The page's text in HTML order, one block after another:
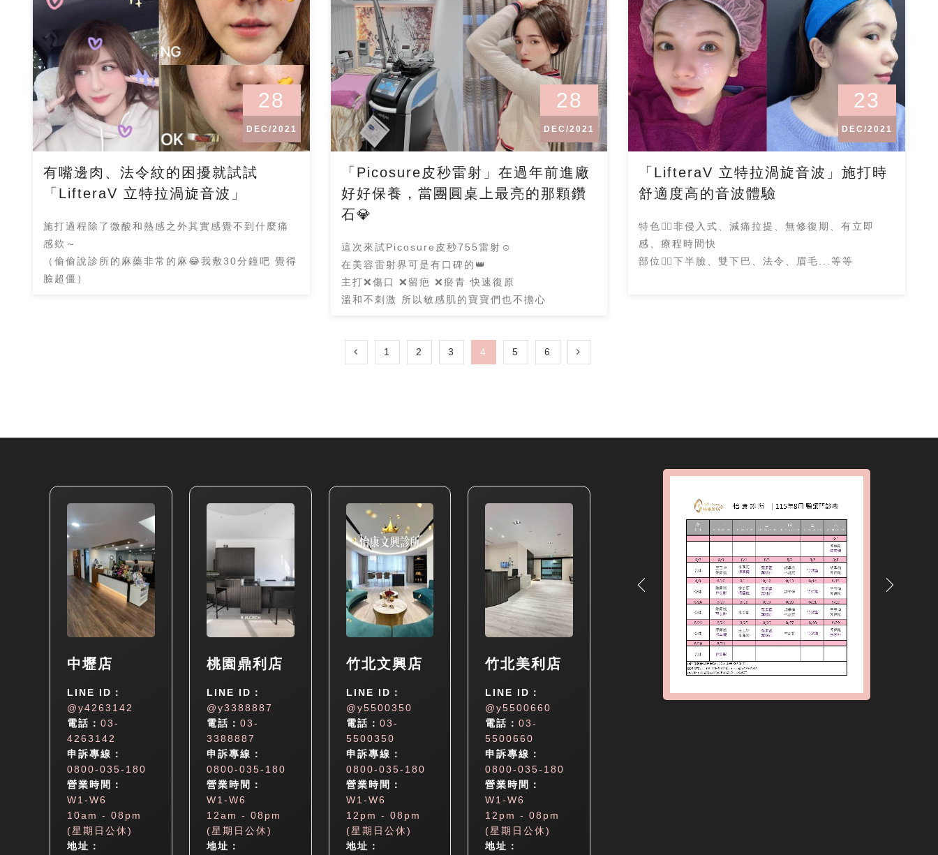
28
DEC/2021
有嘴邊肉、法令紋的困擾就試試
「LifteraV 立特拉渦旋音波」
施打過程除了微酸和熱感之外其實感覺不到什麼痛
感欸～
（偷偷說診所的麻藥非常的麻😂我敷30分鐘吧 覺得
臉超僵）
28
DEC/2021
「Picosure皮秒雷射」在過年前進廠
好好保養，當團圓桌上最亮的那顆鑽
石💎
這次來試Picosure皮秒755雷射☺️
在美容雷射界可是有口碑的👑
主打❌傷口 ❌留疤 ❌瘀青 快速復原
溫和不刺激 所以敏感肌的寶寶們也不擔心
23
DEC/2021
「LifteraV 立特拉渦旋音波」施打時
舒適度高的音波體驗
特色👉🏻非侵入式、減痛拉提、無修復期、有立即
感、療程時間快
部位👉🏻下半臉、雙下巴、法令、眉毛...等等
1 2 3 4 5 6
中壢店
LINE ID：
@y4263142
電話： 03-
4263142
申訴專線：
0800-035-180
營業時間：
W1-W6
10am - 08pm
(星期日公休)
地址：
桃園鼎利店
LINE ID：
@y3388887
電話： 03-
3388887
申訴專線：
0800-035-180
營業時間：
W1-W6
12am - 08pm
(星期日公休)
地址：
竹北文興店
LINE ID：
@y5500350
電話： 03-
5500350
申訴專線：
0800-035-180
營業時間：
W1-W6
12pm - 08pm
(星期日公休)
地址：
竹北美利店
LINE ID：
@y5500660
電話：03-
5500660
申訴專線：
0800-035-180
營業時間：
W1-W6
12pm - 08pm
(星期日公休)
地址：